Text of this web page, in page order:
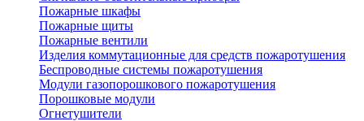
Пожарные шкафы
Пожарные щиты
Пожарные вентили
Изделия коммутационные для средств пожаротушения
Беспроводные системы пожаротушения
Модули газопорошкового пожаротушения
Порошковые модули
Огнетушители